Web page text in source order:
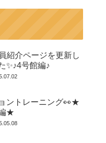
紹介ページを更新し
✨♪4号館編♪
ントレーニング👀★
★